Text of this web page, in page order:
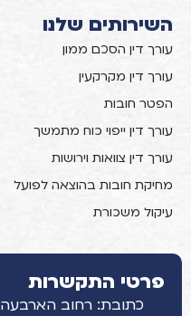
השירותים שלנו
עורך דין הסכם ממון
עורך דין מקרקעין
הפטר חובות
עורך דין ייפוי כוח מתמשך
עורך דין צוואות וירושות
מחיקת חובות בהוצאה לפועל
עיקול משכורת
פרטי התקשרות
כתובת: רחוב הארבעה